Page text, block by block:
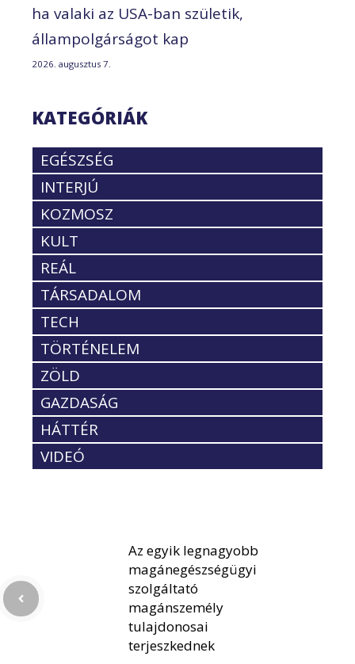
ha valaki az USA-ban születik,
állampolgárságot kap
2026. augusztus 7.
KATEGÓRIÁK
EGÉSZSÉG
INTERJÚ
KOZMOSZ
KULT
REÁL
TÁRSADALOM
TECH
TÖRTÉNELEM
ZÖLD
GAZDASÁG
HÁTTÉR
VIDEÓ
Az egyik legnagyobb
magánegészségügyi
szolgáltató
magánszemély
tulajdonosai
terjeszkednek